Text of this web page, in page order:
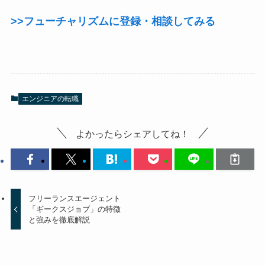
>>フューチャリズムに登録・相談してみる
エンジニアの転職
よかったらシェアしてね！
フリーランスエージェント
「ギークスジョブ」の特徴
と強みを徹底解説